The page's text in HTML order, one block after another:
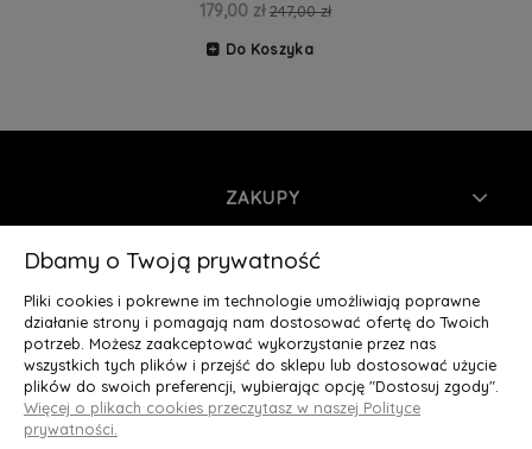
179,00 zł 247,00 zł
Do Koszyka
ZAKUPY
INFORMACJE
MOJE KONTO
O NAS
Deluxury.pl
Dbamy o Twoją prywatność
Pliki cookies i pokrewne im technologie umożliwiają poprawne
działanie strony i pomagają nam dostosować ofertę do Twoich
potrzeb. Możesz zaakceptować wykorzystanie przez nas
wszystkich tych plików i przejść do sklepu lub dostosować użycie
plików do swoich preferencji, wybierając opcję "Dostosuj zgody".
Więcej o plikach cookies przeczytasz w naszej Polityce
prywatności.